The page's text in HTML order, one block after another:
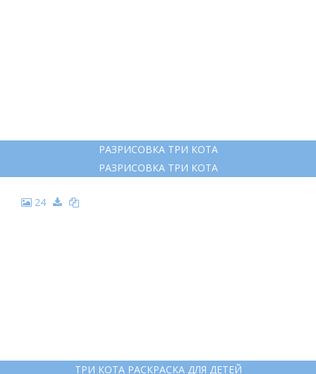
РАЗРИСОВКА ТРИ КОТА
РАЗРИСОВКА ТРИ КОТА
24
ТРИ КОТА РАСКРАСКА ДЛЯ ДЕТЕЙ